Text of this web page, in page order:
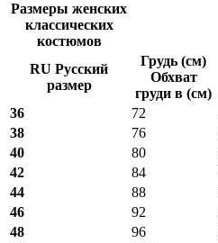
Размеры женских
классических
костюмов
RU Русский
размер
Грудь (см)
Обхват
груди в (см)
36
72
38
76
40
80
42
84
44
88
46
92
48
96